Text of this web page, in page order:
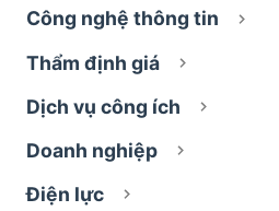
Công nghệ thông tin
Thẩm định giá
Dịch vụ công ích
Doanh nghiệp
Điện lực